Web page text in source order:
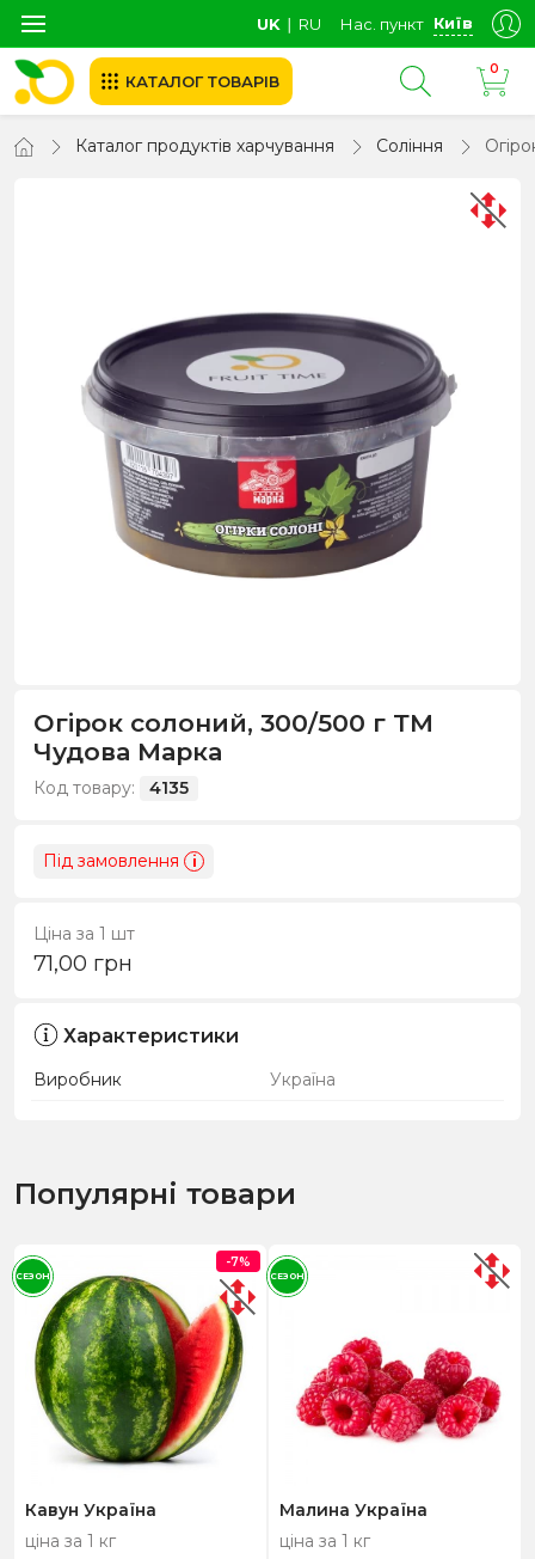
UK ∣ RU Нас. пункт Київ
КАТАЛОГ ТОВАРІВ
0
Каталог продуктів харчування Соління
Огірок солоний, 300/500 г ТМ
Чудова Марка
Код товару: 4135
Під замовлення i
Ціна за 1 шт
71,00 грн
Характеристики
Виробник Україна
Популярні товари
Кавун Україна
ціна за 1 кг
-7%
СЕЗОН
Малина Україна
ціна за 1 кг
СЕЗОН